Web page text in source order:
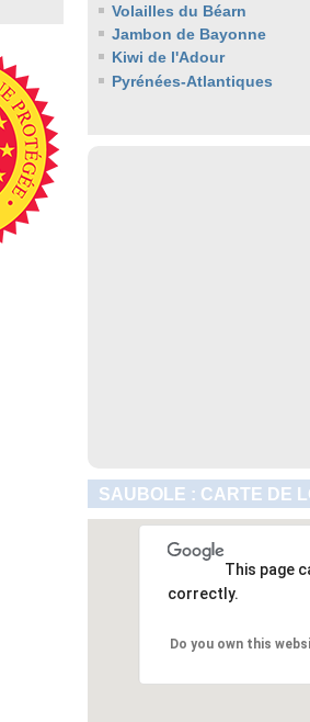
Volailles du Béarn
Jambon de Bayonne
Kiwi de l'Adour
Pyrénées-Atlantiques
SAUBOLE : CARTE DE
This page
correctly.
Do you own this